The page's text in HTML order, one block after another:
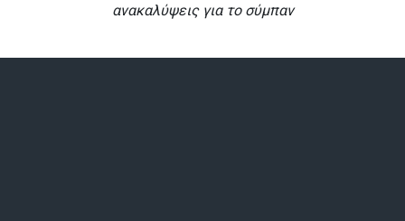
ανακαλύψεις για το σύμπαν